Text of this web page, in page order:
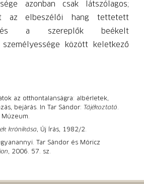
azonban csak látszólagos;
az elbeszélői hang tettetett
és a szereplők beékelt
személyessége között keletkező
az otthontalanságra: albérletek,
bejárás. In Tar Sándor: Tájékoztató.
krónikása, Új Írás, 1982/2.
Tar Sándor és Móricz
, 2006. 57. sz.